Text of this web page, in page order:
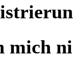
mich